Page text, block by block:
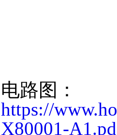
电路图：
https://
X80001-